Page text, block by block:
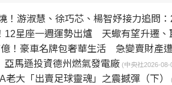
！游淑慧、徐巧芯、楊智妤接力追問：
12星座一週運勢出爐 天蠍有望升遷、
！豪車名牌包奢華生活 急變賣財產
馬遜投資德州燃氣發電廠 (中央社2026-08-
老大「出賣足球靈魂」之震撼彈（下）